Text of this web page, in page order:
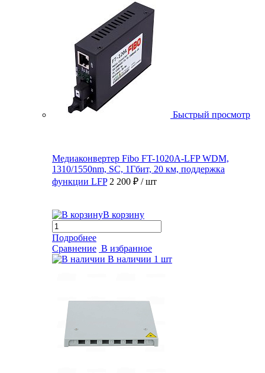
Быстрый просмотр
Медиаконвертер Fibo FT-1020A-LFP WDM,
1310/1550nm, SC, 1Гбит, 20 км, поддержка
функции LFP 2 200 ₽ / шт
В корзину
Подробнее
Сравнение В избранное
В наличии 1 шт